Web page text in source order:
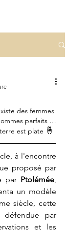
des femmes
parfaits …
est plate 🤞
à l'encontre
par Ptolémée,
un modèle
siècle, cette
et les